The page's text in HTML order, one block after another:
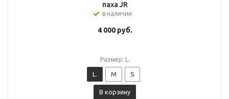
паха JR
в наличии
4 000руб.
Размер: L.
L. M S
В корзину